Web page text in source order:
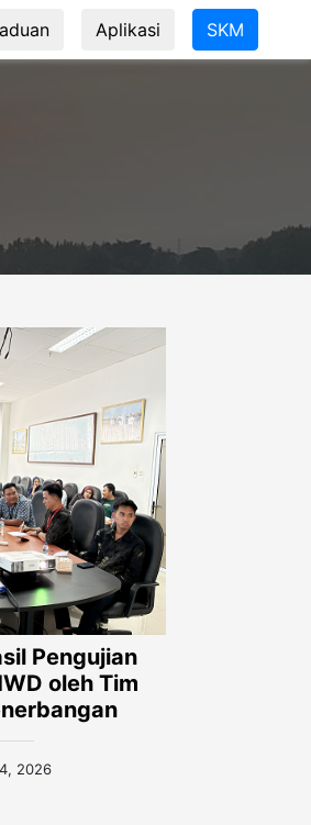
Aplikasi SKM
Pengujian
oleh Tim
2026